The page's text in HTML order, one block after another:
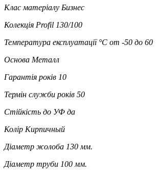
Клас матеріалу Бизнес
Колекція Profil 130/100
Температура експлуатації °C от -50 до 60
Основа Металл
Гарантія років 10
Термін служби років 50
Стійкість до УФ да
Колір Кирпичный
Діаметр жолоба 130 мм.
Діаметр труби 100 мм.